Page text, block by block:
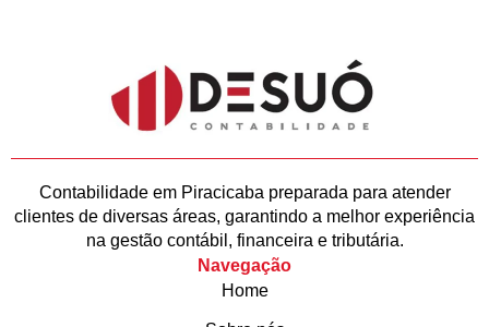
Contabilidade em Piracicaba preparada para atender
clientes de diversas áreas, garantindo a melhor experiência
na gestão contábil, financeira e tributária.
Navegação
Home